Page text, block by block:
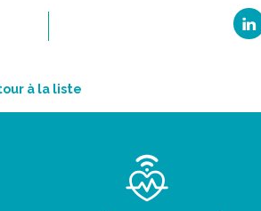
à la liste